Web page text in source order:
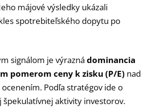
májové výsledky ukázali
spotrebiteľského dopytu po
signálom je výrazná dominancia
pomerom ceny k zisku (P/E) nad
Podľa stratégov ide o
špekulatívnej aktivity investorov.